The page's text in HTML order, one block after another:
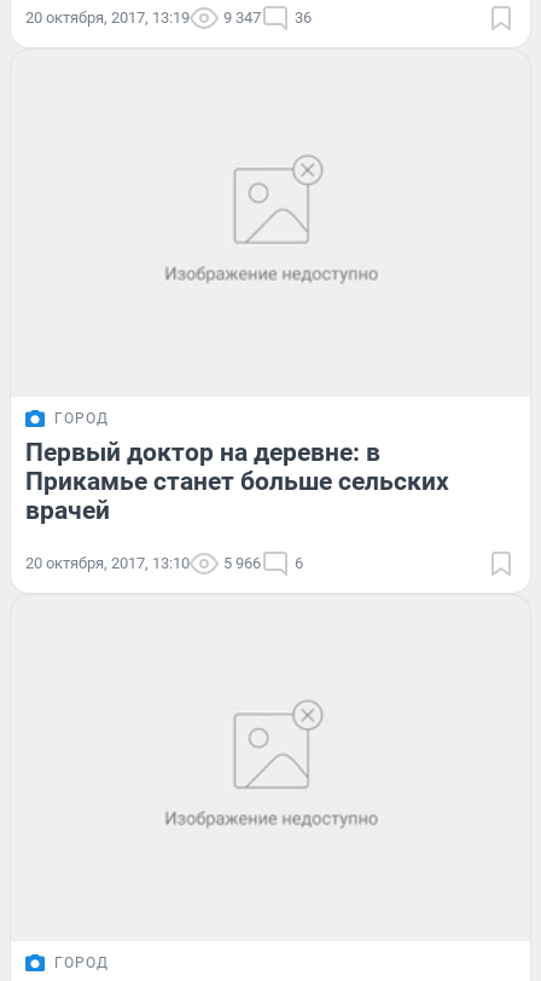
20 октября, 2017, 13:19 9 347 36
ГОРОД
Первый доктор на деревне: в
Прикамье станет больше сельских
врачей
20 октября, 2017, 13:10 5 966 6
ГОРОД